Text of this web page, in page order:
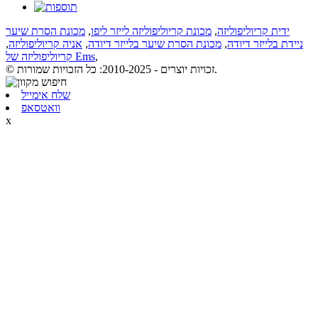
ידית קריוליפוליזה, מכונת קריוליפוליזה לייזר ליפו, מכונת הסרת שיער
ניידת בלייזר דיודה, מכונת הסרת שיער בלייזר דיודה, אניה קריוליפוליזה,
קריוליפוליזה של Ems,
© זכויות יוצרים - 2010-2025: כל הזכויות שמורות.
שלח אימייל
וואטסאפ
x